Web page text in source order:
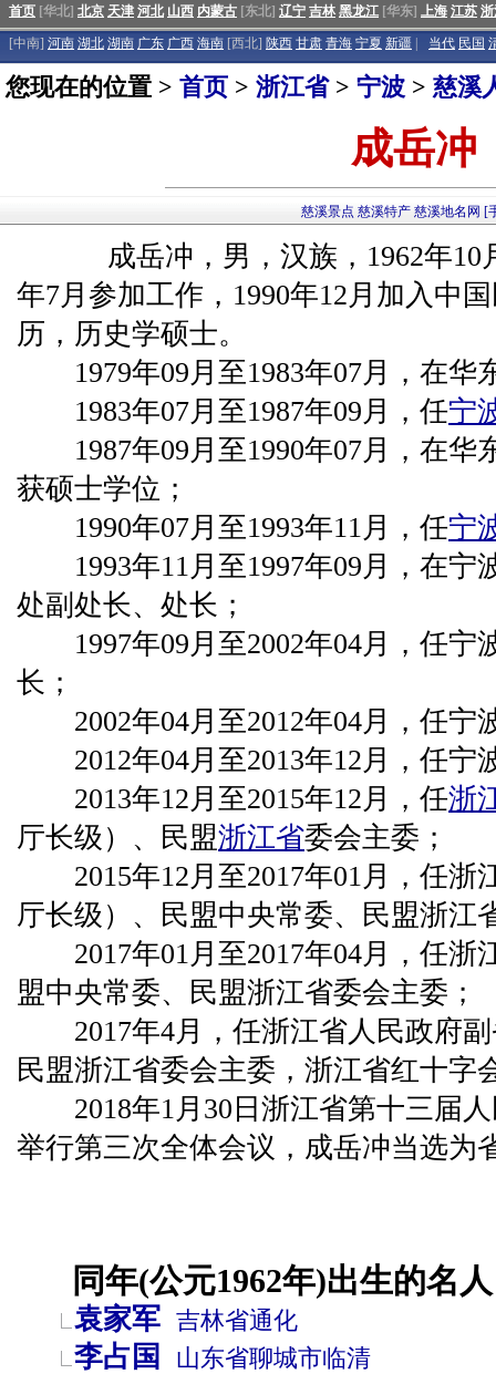
首页 [华北] 北京 天津 河北 山西 内蒙古 [东北] 辽宁 吉林 黑龙江 [华东] 上海 江苏
[中南] 河南 湖北 湖南 广东 广西 海南 [西北] 陕西 甘肃 青海 宁夏 新疆 当代 民国
您现在的位置 > 首页 > 浙江省> 宁波 > 慈溪
成岳冲
慈溪景点 慈溪特产 慈溪地名网 [
成岳冲，男，汉族，1962年10
年7月参加工作，1990年12月加入中
历，历史学硕士。
1979年09月至1983年07月，在华
1983年07月至1987年09月，任宁
1987年09月至1990年07月，在华
获硕士学位；
1990年07月至1993年11月，任宁
1993年11月至1997年09月，在宁
处副处长、处长；
1997年09月至2002年04月，任宁
长；
2002年04月至2012年04月，任宁
2012年04月至2013年12月，任宁
2013年12月至2015年12月，任浙
厅长级）、民盟浙江省委会主委；
2015年12月至2017年01月，任浙
厅长级）、民盟中央常委、民盟浙江
2017年01月至2017年04月，任浙
盟中央常委、民盟浙江省委会主委；
2017年4月，任浙江省人民政府副
民盟浙江省委会主委，浙江省红十字
2018年1月30日浙江省第十三届人
举行第三次全体会议，成岳冲当选为
同年(公元1962年)出生的名
袁家军 吉林省通化
李占国 山东省聊城市临清